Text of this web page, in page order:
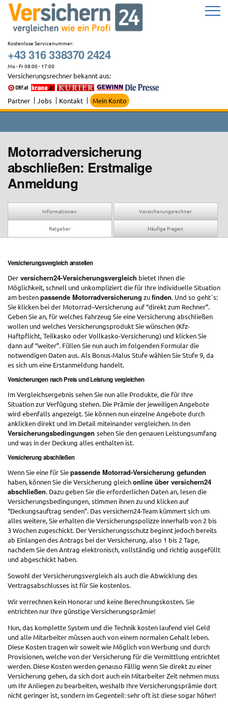
Zum
Inhalt
springen
Kostenlose Servicenummer:
+43 316 338370 2424
Mo - Fr 08:00 - 17:00
Versicherungsrechner bekannt aus:
Partner Jobs Kontakt Mein Konto
Motorradversicherung
abschließen: Erstmalige
Anmeldung
Informationen Versicherungsrechner
Ratgeber Häufige Fragen
Versicherungsvergleich anstellen
Der versichern24-Versicherungsvergleich bietet Ihnen die
Möglichkeit, schnell und unkompliziert die für Ihre individuelle Situation
am bestenpassende Motorradversicherung zufinden. Und so geht´s:
Sie klicken bei der Motorrad–Versicherung auf “direkt zum Rechner”.
Geben Sie an, für welches Fahrzeug Sie eine Versicherung abschließen
wollen und welches Versicherungsprodukt Sie wünschen (Kfz-
Haftpflicht, Teilkasko oder Vollkasko-Versicherung) und klicken Sie
dann auf “weiter”. Füllen Sie nun auch im folgenden Formular die
notwendigen Daten aus. Als Bonus-Malus Stufe wählen Sie Stufe 9, da
es sich um eine Erstanmeldung handelt.
Versicherungen nach Preis und Leistung vergleichen
Im Vergleichsergebnis sehen Sie nun alle Produkte, die für Ihre
Situation zur Verfügung stehen. Die Prämie der jeweiligen Angebote
wird ebenfalls angezeigt. Sie können nun einzelne Angebote durch
anklicken direkt und im Detail miteinander vergleichen. In den
Versicherungsbedingungen sehen Sie den genauen Leistungsumfang
und was in der Deckung alles enthalten ist.
Versicherung abschließen
Wenn Sie eine für Siepassende Motorrad-Versicherung gefunden
haben, können Sie die Versicherung gleichonline über versichern24
abschließen. Dazu geben Sie die erforderlichen Daten an, lesen die
Versicherungsbedingungen, stimmen ihnen zu und klicken auf
“Deckungsauftrag senden”. Das versichern24-Team kümmert sich um
alles weitere, Sie erhalten die Versicherungspolizze innerhalb von 2 bis
3 Wochen zugeschickt. Der Versicherungsschutz beginnt jedoch bereits
ab Einlangen des Antrags bei der Versicherung, also 1 bis 2 Tage,
nachdem Sie den Antrag elektronisch, vollständig und richtig ausgefüllt
und abgeschickt haben.
Sowohl der Versicherungsvergleich als auch die Abwicklung des
Vertragsabschlusses ist für Sie kostenlos.
Wir verrechnen kein Honorar und keine Berechnungskosten. Sie
entrichten nur Ihre günstige Versicherungsprämie!
Nun, das komplette System und die Technik kosten laufend viel Geld
und alle Mitarbeiter müssen auch von einem normalen Gehalt leben.
Diese Kosten tragen wir soweit wie Möglich von Werbung und durch
Provisionen, welche von der Versicherung für die Vermittlung entrichtet
werden. Diese Kosten werden genauso Fällig wenn Sie direkt zu einer
Versicherung gehen, da sich dort auch ein Mitarbeiter Zeit nehmen muss
um Ihr Anliegen zu bearbeiten, weshalb Ihre Versicherungsprämie dort
nicht geringer ist, sondern im Gegenteil: sehr oft ist diese sogar höher!